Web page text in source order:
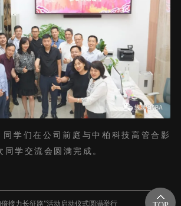
同学们在公司前庭与中柏科技高管合影
同学交流会圆满完成。
接力长征路”活动启动仪式圆满举行